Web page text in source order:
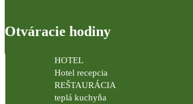
Otváracie hodiny
HOTEL
Hotel recepcia
REŠTAURÁCIA
teplá kuchyňa